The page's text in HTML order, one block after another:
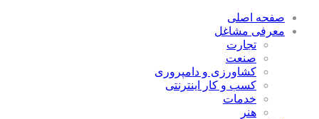
صفحه اصلی
معرفی مشاغل
تجارت
صنعت
كشاورزی و دامپروری
كسب و كار اينترنتی
خدمات
هنر